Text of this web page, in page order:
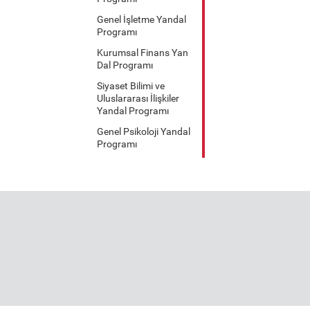
Genel İşletme Yandal
Programı
Kurumsal Finans Yan
Dal Programı
Siyaset Bilimi ve
Uluslararası İlişkiler
Yandal Programı
Genel Psikoloji Yandal
Programı